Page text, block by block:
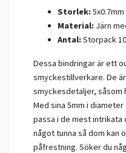
Storlek:5x0.7mm
Material: Järn
Antal:Storpack
Dessa bindringar är ett
smyckestillverkare. De
smyckesdetaljer, såsom
Med sina 5mm i
passa i de mest intrikata
något tunna så dom kan
påfrestning. Söker du